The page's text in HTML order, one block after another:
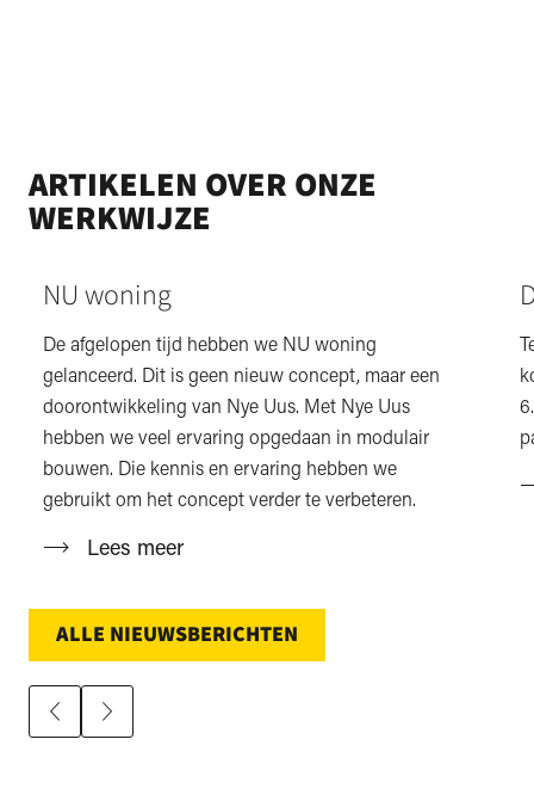
ARTIKELEN OVER ONZE
WERKWIJZE
NU woning
De afgelopen tijd hebben we NU woning
gelanceerd. Dit is geen nieuw concept, maar een
doorontwikkeling van Nye Uus. Met Nye Uus
hebben we veel ervaring opgedaan in modulair
bouwen. Die kennis en ervaring hebben we
gebruikt om het concept verder te verbeteren.
Lees meer
ALLE NIEUWSBERICHTEN